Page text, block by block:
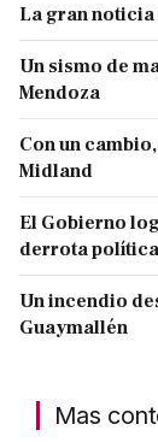
La gran
Un sismo de
Mendoza
Con un
Midland
El Gobierno
derrota
Un incendio
Guaymallén
Mas